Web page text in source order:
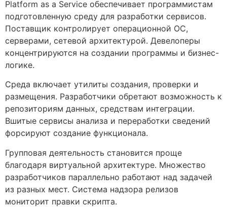
Platform as a Service обеспечивает программистам
подготовленную среду для разработки сервисов.
Поставщик контролирует операционной ОС,
серверами, сетевой архитектурой. Девелоперы
концентрируются на создании программы и бизнес-
логике.
Среда включает утилиты создания, проверки и
размещения. Разработчики обретают возможность к
репозиториям данных, средствам интеграции.
Вшитые сервисы анализа и переработки сведений
форсируют создание функционала.
Групповая деятельность становится проще
благодаря виртуальной архитектуре. Множество
разработчиков параллельно работают над задачей
из разных мест. Система надзора релизов
мониторит правки скрипта.